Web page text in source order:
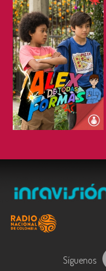
ESCUCHAR
Síguenos